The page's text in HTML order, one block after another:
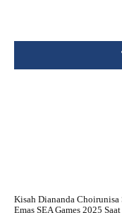
Kisah Diananda Choirunisa
Emas SEA Games 2025